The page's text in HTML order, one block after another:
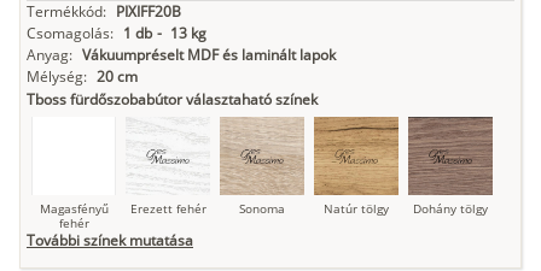
Termékkód: PIXIFF20B
Csomagolás: 1 db - 13 kg
Anyag: Vákuumpréselt MDF és laminált lapok
Mélység: 20 cm
Tboss fürdőszobabútor választaható színek
Magasfényű
fehér
Erezett fehér Sonoma Natúr tölgy Dohány tölgy
További színek mutatása